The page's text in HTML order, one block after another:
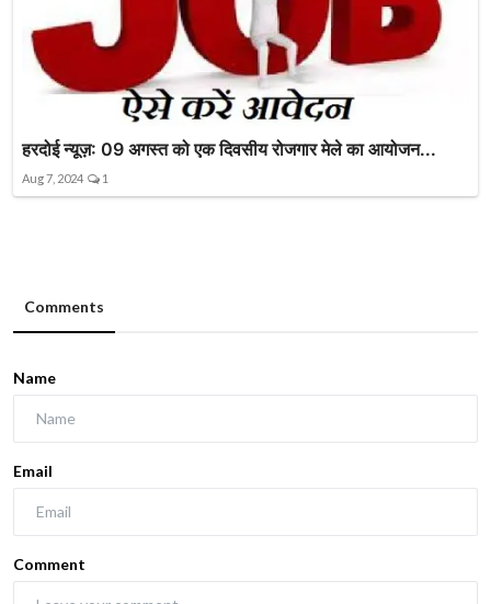
हरदोई न्यूज़: 09 अगस्त को एक दिवसीय रोजगार मेले का आयोजन...
Aug 7, 2024 1
Comments
Name
Email
Comment